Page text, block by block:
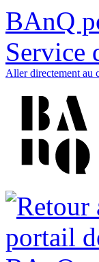
BAnQ
Service
Aller directement au